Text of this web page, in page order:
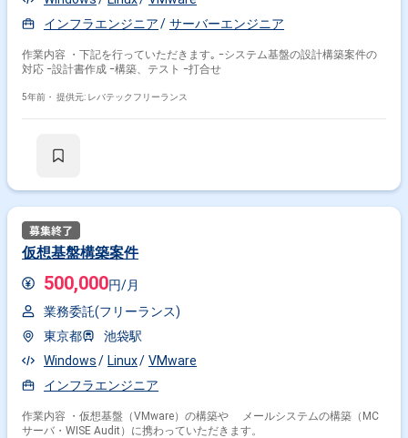
インフラエンジニア
サーバーエンジニア
作業内容 ・下記を行っていただきます｡ ｰシステム基盤の設計構築案件の
対応 ｰ設計書作成 ｰ構築、テスト ｰ打合せ
5年前・ 提供元: レバテックフリーランス
仮想基盤構築案件
500,000円/月
業務委託(フリーランス)
東京都
池袋駅
Windows
Linux
VMware
インフラエンジニア
作業内容 ・仮想基盤（VMware）の構築や メールシステムの構築（MC
サーバ・WISE Audit）に携わっていただきます。